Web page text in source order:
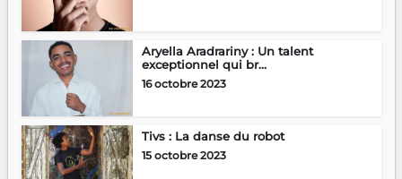
Aryella Aradrariny : Un talent
exceptionnel qui br...
16 octobre 2023
Tivs : La danse du robot
15 octobre 2023